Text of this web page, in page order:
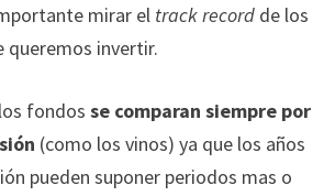
mirar el trackrecordde los
queremos invertir.
fondos se comparan siempre por
(como los vinos) ya que los años
pueden suponer periodos mas o